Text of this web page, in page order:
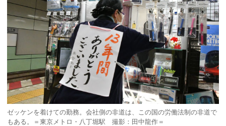
ゼッケンを着けての勤務。会社側の非道は、この国の労働法制の非道で
もある。＝東京メトロ・八丁堀駅 撮影：田中龍作＝